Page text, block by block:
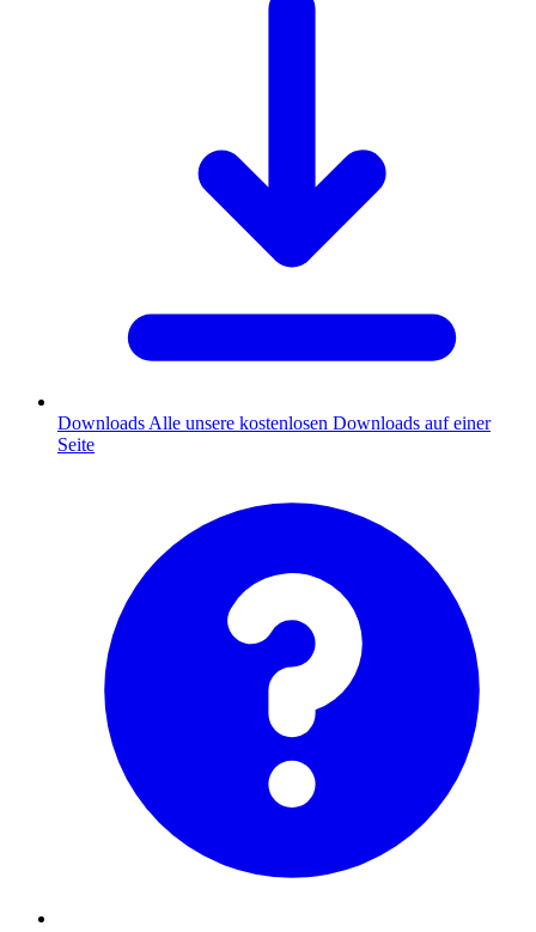
Downloads Alle unsere kostenlosen Downloads auf einer
Seite